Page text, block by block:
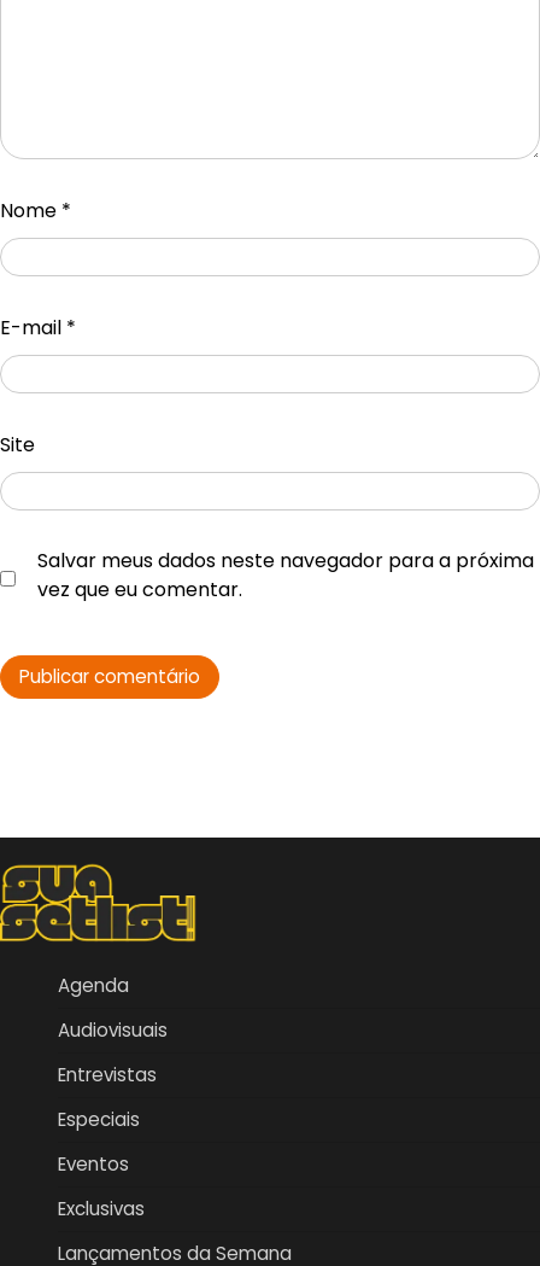
Nome *
E-mail *
Site
Salvar meus dados neste navegador para a próxima
vez que eu comentar.
Agenda
Audiovisuais
Entrevistas
Especiais
Eventos
Exclusivas
Lançamentos da Semana